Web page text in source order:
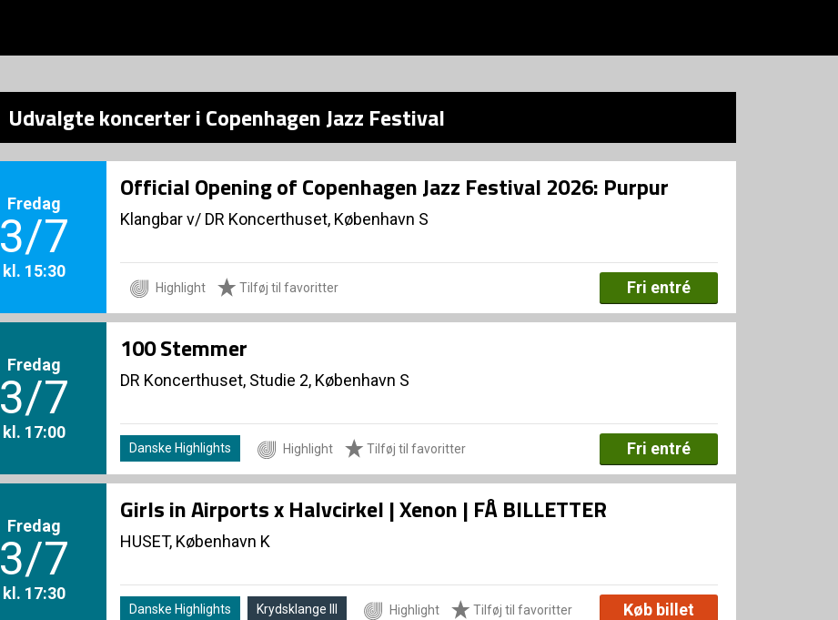
Udvalgte koncerter i Copenhagen Jazz Festival
Fredag
3/7
kl. 15:30
Official Opening of Copenhagen Jazz Festival 2026: Purpur
Klangbar v/ DR Koncerthuset, København S
Highlight Tilføj til favoritter Fri entré
Fredag
3/7
kl. 17:00
100 Stemmer
DR Koncerthuset, Studie 2, København S
Danske Highlights Highlight Tilføj til favoritter Fri entré
Fredag
3/7
kl. 17:30
Girls in Airports x Halvcirkel | Xenon | FÅ BILLETTER
HUSET, København K
Danske Highlights Krydsklange III Highlight Tilføj til favoritter Køb billet